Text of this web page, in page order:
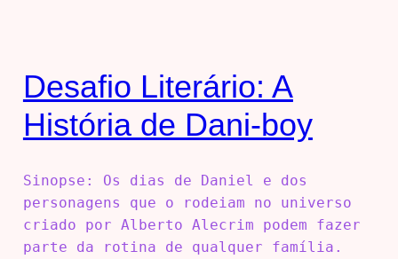
Desafio Literário: A
História de Dani-boy
Sinopse: Os dias de Daniel e dos
personagens que o rodeiam no universo
criado por Alberto Alecrim podem fazer
parte da rotina de qualquer família.